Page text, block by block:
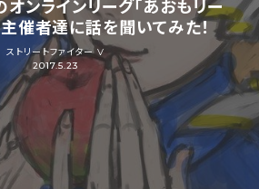
オンラインリーグ「あおもリー
主催者達に話を聞いてみた！
ストリートファイター V
2017.5.23